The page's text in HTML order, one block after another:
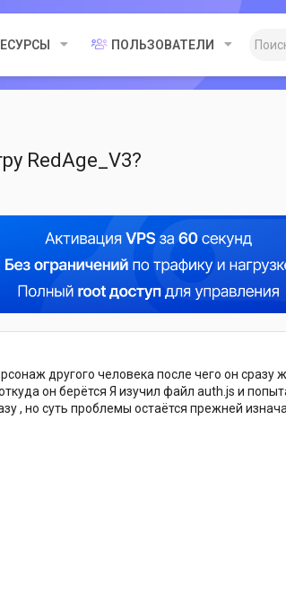
ПОЛЬЗОВАТЕЛИ
RedAge_V3?
другого человека после чего он сразу
он берётся Я изучил файл auth.js и
, но суть проблемы остаётся прежней